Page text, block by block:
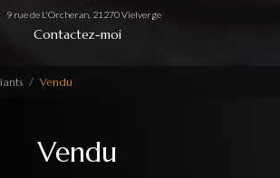
9 rue de L'Orcheran, 21270 Vielverge
Contactez-moi
Vendu
Vendu